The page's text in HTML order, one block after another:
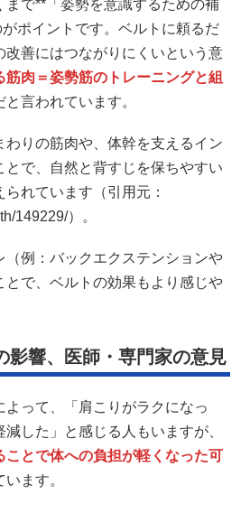
まで**「姿勢を意識するための補
ポイントです。ベルトに頼るだ
改善にはつながりにくいという意
筋肉＝姿勢筋のトレーニングと組
と言われています。
わりの筋肉や、体幹を支えるイン
で、自然と背すじを保ちやすい
れています（引用元：
149229/）。
（例：バックエクステンションや
とで、ベルトの効果もより感じや
影響、医師・専門家の意見
って、「肩こりがラクになっ
した」と感じる人もいますが、
ことで体への負担が軽くなった可
ます。